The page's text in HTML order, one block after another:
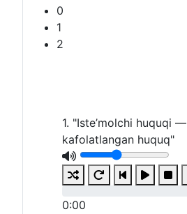
1. "Iste’molchi huquqi —
kafolatlangan huquq"
0:00